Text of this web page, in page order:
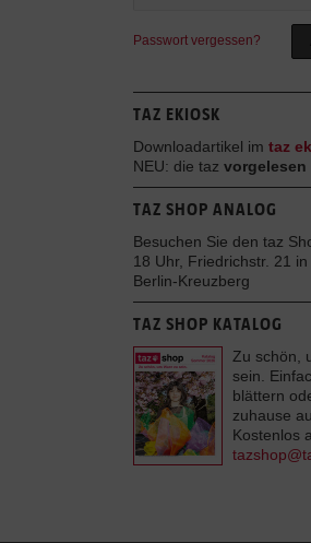
Passwort vergessen?
TAZ EKIOSK
Downloadartikel im taz
NEU: die taz vorgelesen
TAZ SHOP ANALOG
Besuchen Sie den taz
18 Uhr, Friedrichstr. 21
Berlin-Kreuzberg
TAZ SHOP KATALOG
Zu schön,
sein.
blättern
zuhause
Kostenlos